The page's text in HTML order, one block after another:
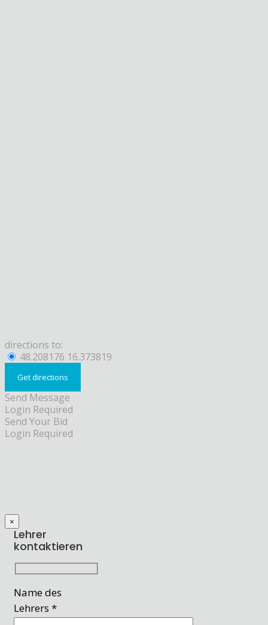
directions to:
48.208176 16.373819
Send Message
Login Required
Send Your Bid
Login Required
×
Lehrer
kontaktieren
Name des
Lehrers *